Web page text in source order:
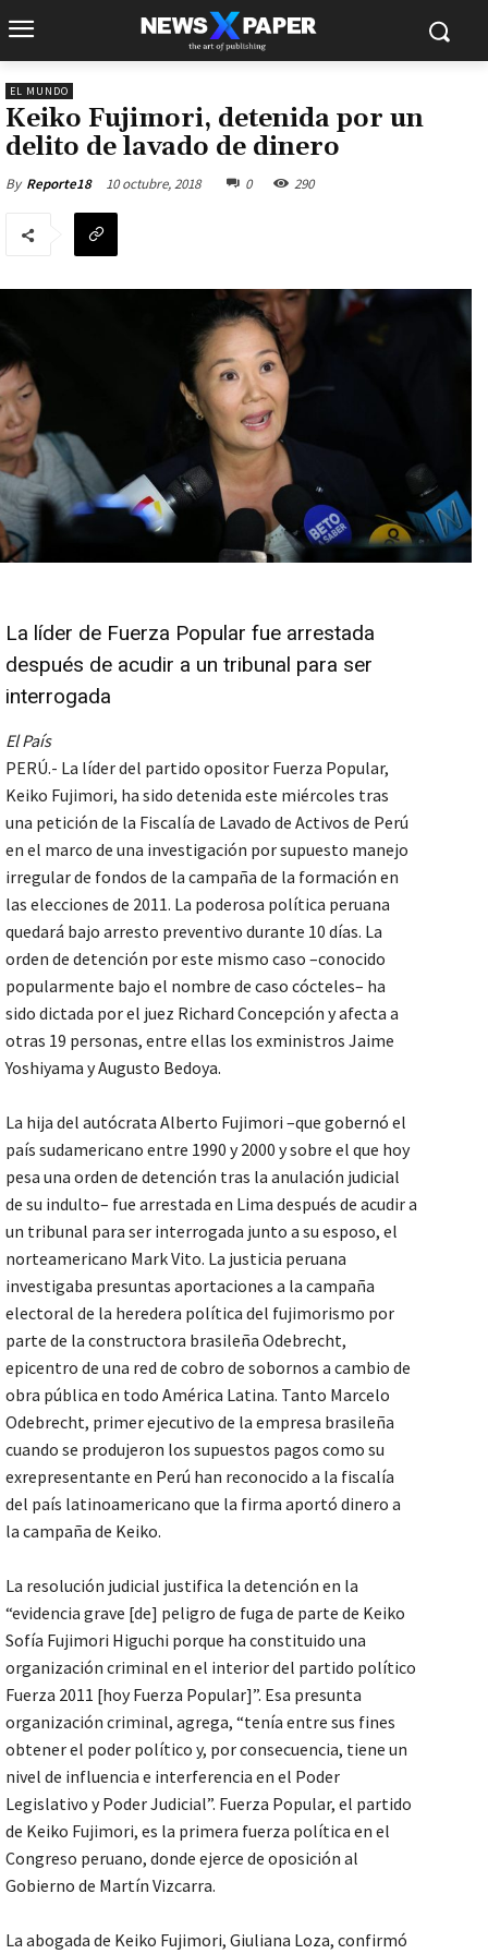
EL MUNDO
Keiko Fujimori, detenida por un
delito de lavado de dinero
By Reporte18 10 octubre, 2018 0 290
La líder de Fuerza Popular fue arrestada
después de acudir a un tribunal para ser
interrogada
El País
PERÚ.- La líder del partido opositor Fuerza Popular,
Keiko Fujimori, ha sido detenida este miércoles tras
una petición de la Fiscalía de Lavado de Activos de Perú
en el marco de una investigación por supuesto manejo
irregular de fondos de la campaña de la formación en
las elecciones de 2011. La poderosa política peruana
quedará bajo arresto preventivo durante 10 días. La
orden de detención por este mismo caso –conocido
popularmente bajo el nombre de caso cócteles– ha
sido dictada por el juez Richard Concepción y afecta a
otras 19 personas, entre ellas los exministros Jaime
Yoshiyama y Augusto Bedoya.
La hija del autócrata Alberto Fujimori –que gobernó el
país sudamericano entre 1990 y 2000 y sobre el que hoy
pesa una orden de detención tras la anulación judicial
de su indulto– fue arrestada en Lima después de acudir a
un tribunal para ser interrogada junto a su esposo, el
norteamericano Mark Vito. La justicia peruana
investigaba presuntas aportaciones a la campaña
electoral de la heredera política del fujimorismo por
parte de la constructora brasileña Odebrecht,
epicentro de una red de cobro de sobornos a cambio de
obra pública en todo América Latina. Tanto Marcelo
Odebrecht, primer ejecutivo de la empresa brasileña
cuando se produjeron los supuestos pagos como su
exrepresentante en Perú han reconocido a la fiscalía
del país latinoamericano que la firma aportó dinero a
la campaña de Keiko.
La resolución judicial justifica la detención en la
“evidencia grave [de] peligro de fuga de parte de Keiko
Sofía Fujimori Higuchi porque ha constituido una
organización criminal en el interior del partido político
Fuerza 2011 [hoy Fuerza Popular]”. Esa presunta
organización criminal, agrega, “tenía entre sus fines
obtener el poder político y, por consecuencia, tiene un
nivel de influencia e interferencia en el Poder
Legislativo y Poder Judicial”. Fuerza Popular, el partido
de Keiko Fujimori, es la primera fuerza política en el
Congreso peruano, donde ejerce de oposición al
Gobierno de Martín Vizcarra.
La abogada de Keiko Fujimori, Giuliana Loza, confirmó